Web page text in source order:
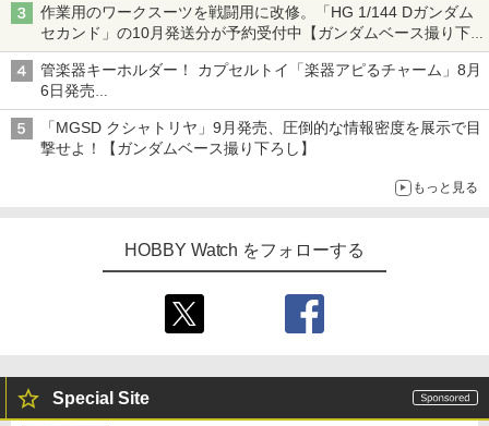
作業用のワークスーツを戦闘用に改修。「HG 1/144 Dガンダム
セカンド」の10月発送分が予約受付中【ガンダムベース撮り下
ろし】
管楽器キーホルダー！ カプセルトイ「楽器アピるチャーム」8月
6日発売
チューバ、テナサクなど5種各3色
「MGSD クシャトリヤ」9月発売、圧倒的な情報密度を展示で目
撃せよ！【ガンダムベース撮り下ろし】
もっと見る
HOBBY Watch をフォローする
Special Site